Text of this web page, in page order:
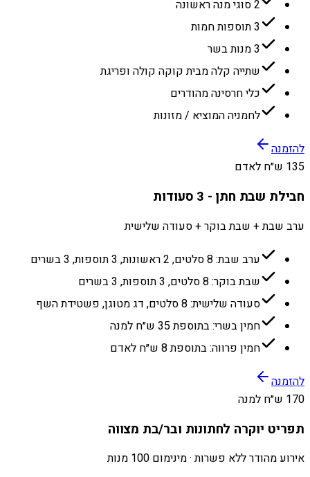
2 סוגי מנה ראשונה
3 תוספות חמות
3 מנות בשר
שתייה קלה מבית קוקה קולה ופריגת
כלי חרסינה מהודרים
לחמניה המוציא / מזונות
להזמנה
135 ש״ח לאדם
חבילת שבת חתן - 3 סעודות
ערב שבת + שבת בוקר + סעודה שלישית
ערב שבת: 8 סלטים, 2 ראשונות, 3 תוספות, 3 בשרים
שבת בוקר: 8 סלטים, 3 תוספות, 3 בשרים
סעודה שלישית: 8 סלטים, דג מטוגן, פשטידת השף
חמין בשרי: בתוספת 35 ש״ח למנה
חמין פרווה: בתוספת 8 ש״ח לאדם
להזמנה
170 ש״ח למנה
תפריט יוקרה לחתונות ובר/בת מצווה
אירוע מהודר ללא פשרות · מינימום 100 מנות